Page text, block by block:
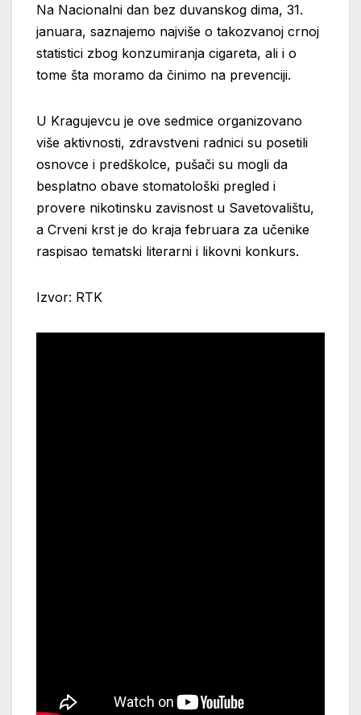
Na Nacionalni dan bez duvanskog dima, 31.
januara, saznajemo najviše o takozvanoj crnoj
statistici zbog konzumiranja cigareta, ali i o
tome šta moramo da činimo na prevenciji.
U Kragujevcu je ove sedmice organizovano
više aktivnosti, zdravstveni radnici su posetili
osnovce i predškolce, pušači su mogli da
besplatno obave stomatološki pregled i
provere nikotinsku zavisnost u Savetovalištu,
a Crveni krst je do kraja februara za učenike
raspisao tematski literarni i likovni konkurs.
Izvor: RTK